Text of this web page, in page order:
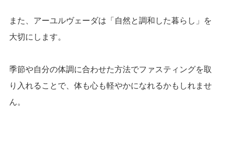
また、アーユルヴェーダは「自然と調和した暮らし」を
大切にします。
季節や自分の体調に合わせた方法でファスティングを取
り入れることで、体も心も軽やかになれるかもしれませ
ん。